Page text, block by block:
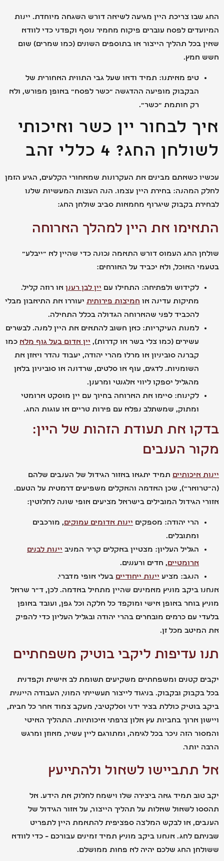
צריכת היין מגיעה לשיאה דורש השגחה מיוחדת. יינות
לפסח עוברים פיקוח מחמיר נוסף וקפדני כדי לוודא
בכל תהליך הייצור או בתוספים השונים (כמו שמרים) שום
חמץ.
טיפ מאיתנו: תמיד ודאו שעל גבי התווית האחורית של
הבקבוק מופיעה ההדגשה "כשר לפסח" באופן מפורש, ולא
רק חותמת "כשר".
לבחור יין כשר ואיכותי
החג? 4 כללי זהב
כשאתם מבינים את העקרונות שמאחורי הקלעים, הגיע הזמן
המהנה: בחירת היין עצמו. הנה העצות המעשיות שלנו
בקבוק שיגרוף מחמאות סביב שולחן החג:
את היין למהלך הארוחה
החג העמוס דורש התאמה נכונה כדי שהיין לא "ייבלע"
האוכל, ולא יכביד על האורחים:
לקידוש ולפתיחה: התחילו עםיין לבן רענןאו רוזה קליל.
מתיקות עדינה אוחמיצות פירותיתיעוררו את התיאבון מבלי
להכביד לפני שהארוחה הגדולה בכלל התחילה.
למנות העיקריות: כאן חשוב להתאים את היין למנה. לבשרים
עשירים (כמו צלי בשר או קדרות),יין אדום בעל גוף מלאכמו
קברנה סוביניון או מרלו מהרי יהודה, יעבוד נהדר ויאזן את
השומניות. לדגים, עוף או סלטים, שרדונה או סוביניון בלאן
מהגליל יספקו ליווי אלגנטי ומרענן.
לקינוח: סיימו את הארוחה בחיוך עם יין מוסקט ארומטי
ומתוק, שמשתלב נפלא עם פירות טריים או עוגות החג.
את תעודת הזהות של היין:
הענבים
איכותייםתמיד יתגאו באזור הגידול של הענבים שלהם
שכן האדמה והאקלים משפיעים דרמטית על הטעם.
הגידול המובילים בישראל מציעים אופי שונה לחלוטין:
הרי יהודה: מספקיםיינות אדומים עמוקים, מורכבים
ומתובלים.
הגליל העליון: מצטיין באקלים קריר המניביינות לבנים
ארומטיים, חדים ורעננים.
הנגב: מציע יינות ייחודייםבעלי אופי מדברי.
ביקב מוניץ מאמינים שהיין מתחיל באדמה. לכן, ד"ר שראל
בוחר באופן אישי ומוקפד כל חלקה וכל גפן, ועובד באופן
עם כרמים מובחרים בהרי יהודה ובגליל העליון כדי להפיק
מכל זן.
עדיפות ליקבי בוטיק משפחתיים
קטנים ומשפחתיים משקיעים תשומת לב אישית וקפדנית
ובקבוק. בניגוד לייצור תעשייתי המוני, העבודה הייננית
בוטיק כוללת בציר ידני וסלקטיבי, מעקב צמוד אחר כל חבית,
ארוך בחביות עץ אלון צרפתי איכותיות. התהליך האיטי
הזה ניכר בכל לגימה, ומתורגם ליין עשיר, מאוזן ומרגש
יותר.
לשאול ולהתייעץ
תמיד גאה ביצירה שלו וישמח לחלוק את הידע. אל
לשאול שאלות על תהליך הייצור, על אזור הגידול של
או לבקש המלצה ספציפית להתאמת היין לתפריט
לחג. אנחנו ביקב מוניץ תמיד זמינים עבורכם – כדי לוודא
החג שלכם יהיה לא פחות ממושלם.